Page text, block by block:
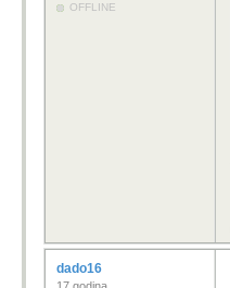
OFFLINE
dado16